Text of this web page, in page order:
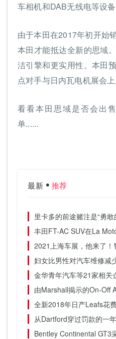
车相机和DAB无线电等设备
由于本田在2017年初开始
本田才能抵达全新的思域
洁引擎和更实用性。本田
点对手与日内瓦电机展会
看看本田思域是否会出
单......
最新 推荐
里卡多的前途赌注是“勇敢
丰田FT-AC SUV在La
2021上海车展，他来了
妇女比男性对汽车维修减
金华青年汽车等21家相关
由Marshall揭示的On-Off
全新2018年日产Leafs花
从Dartford穿过罚款的一
Bentley Continental GT3